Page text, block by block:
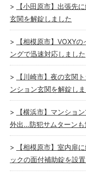
【小田原市】出張先
玄関を解錠しました
【相模原市】VOXY
ングで迅速対応しました
【川崎市】夜の玄関
ンション玄関を解錠し
【横浜市】マンショ
外出…防犯サムターンも
【相模原市】室内扉
ックの面付補助錠を設